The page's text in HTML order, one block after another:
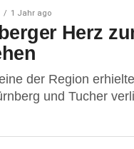
1 Jahr ago
Herz
der Region
und Tucher